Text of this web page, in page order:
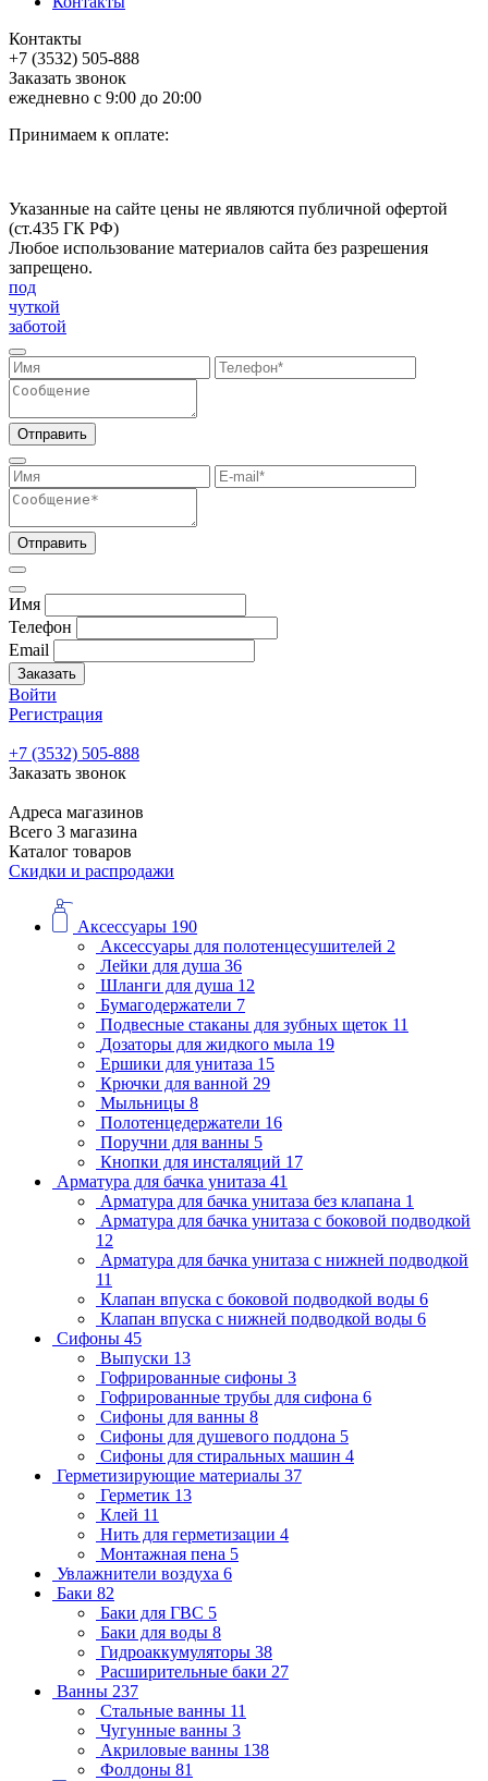
Контакты
+7 (3532) 505-888
Заказать звонок
ежедневно с 9:00 до 20:00
Принимаем к оплате:
Указанные на сайте цены не являются публичной офертой
(ст.435 ГК РФ)
Любое использование материалов сайта без разрешения
запрещено.
под
чуткой
заботой
Отправить
Отправить
Имя
Телефон
Email
Заказать
Войти
Регистрация
+7 (3532) 505-888
Заказать звонок
Адреса магазинов
Всего 3 магазина
Каталог товаров
Скидки и распродажи
Аксессуары 190
Аксессуары для полотенцесушителей 2
Лейки для душа 36
Шланги для душа 12
Бумагодержатели 7
Подвесные стаканы для зубных щеток 11
Дозаторы для жидкого мыла 19
Ершики для унитаза 15
Крючки для ванной 29
Мыльницы 8
Полотенцедержатели 16
Поручни для ванны 5
Кнопки для инсталяций 17
Арматура для бачка унитаза 41
Арматура для бачка унитаза без клапана 1
Арматура для бачка унитаза с боковой подводкой
12
Арматура для бачка унитаза с нижней подводкой
11
Клапан впуска с боковой подводкой воды 6
Клапан впуска с нижней подводкой воды 6
Сифоны 45
Выпуски 13
Гофрированные сифоны 3
Гофрированные трубы для сифона 6
Сифоны для ванны 8
Сифоны для душевого поддона 5
Сифоны для стиральных машин 4
Герметизирующие материалы 37
Герметик 13
Клей 11
Нить для герметизации 4
Монтажная пена 5
Увлажнители воздуха 6
Баки 82
Баки для ГВС 5
Баки для воды 8
Гидроаккумуляторы 38
Расширительные баки 27
Ванны 237
Стальные ванны 11
Чугунные ванны 3
Акриловые ванны 138
Фолдоны 81